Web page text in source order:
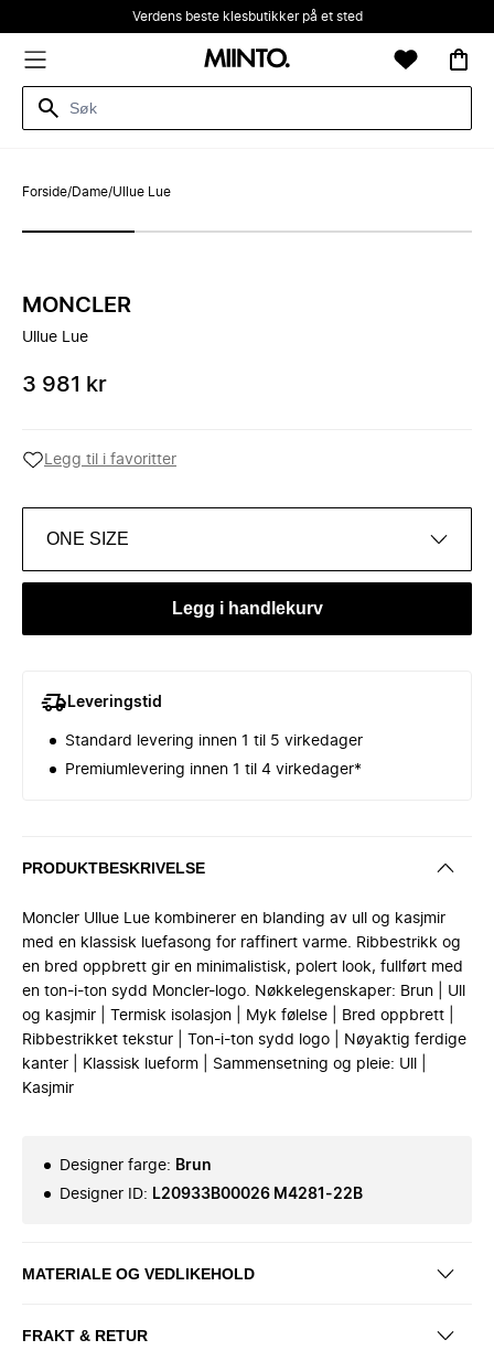
Verdens beste klesbutikker på et sted
Forside/Dame/Ullue Lue
MONCLER
Ullue Lue
3 981 kr
Legg til i favoritter
ONE SIZE
Legg i handlekurv
Leveringstid
Standard levering innen 1 til 5 virkedager
Premiumlevering innen 1 til 4 virkedager*
PRODUKTBESKRIVELSE
Moncler Ullue Lue kombinerer en blanding av ull og kasjmir
med en klassisk luefasong for raffinert varme. Ribbestrikk og
en bred oppbrett gir en minimalistisk, polert look, fullført med
en ton-i-ton sydd Moncler-logo. Nøkkelegenskaper: Brun | Ull
og kasjmir | Termisk isolasjon | Myk følelse | Bred oppbrett |
Ribbestrikket tekstur | Ton-i-ton sydd logo | Nøyaktig ferdige
kanter | Klassisk lueform | Sammensetning og pleie: Ull |
Kasjmir
Designer farge: Brun
Designer ID: L20933B00026 M4281-22B
MATERIALE OG VEDLIKEHOLD
FRAKT & RETUR